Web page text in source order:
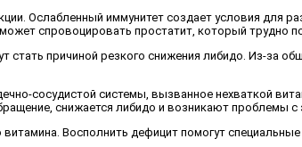
Ослабленный иммунитет создает условия для
спровоцировать простатит, который трудно
причиной резкого снижения либидо. Из-за
сосудистой системы, вызванное нехваткой
снижается либидо и возникают проблемы с
Восполнить дефицит помогут